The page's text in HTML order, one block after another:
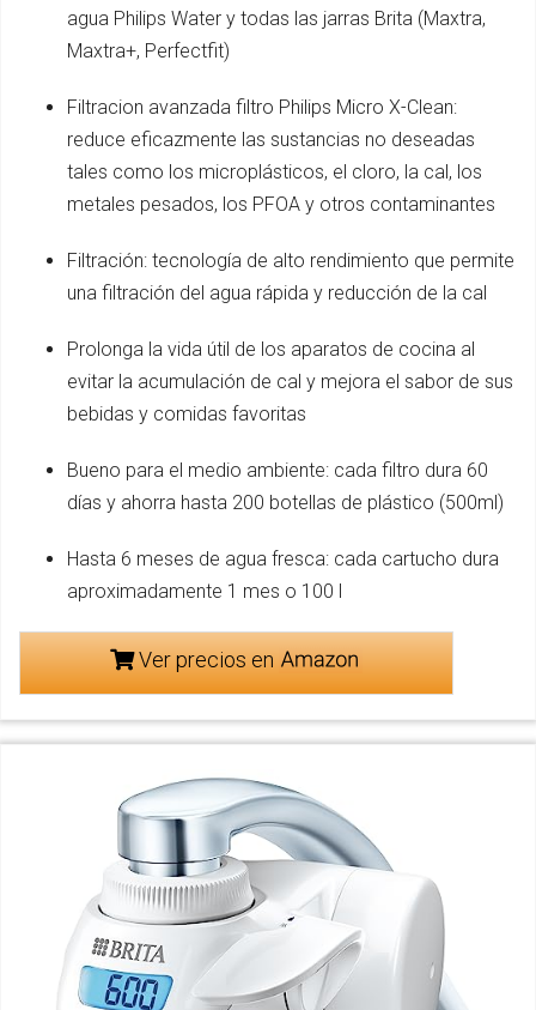
agua Philips Water y todas las jarras Brita (Maxtra,
Maxtra+, Perfectfit)
Filtracion avanzada filtro Philips Micro X-Clean:
reduce eficazmente las sustancias no deseadas
tales como los microplásticos, el cloro, la cal, los
metales pesados, los PFOA y otros contaminantes
Filtración: tecnología de alto rendimiento que permite
una filtración del agua rápida y reducción de la cal
Prolonga la vida útil de los aparatos de cocina al
evitar la acumulación de cal y mejora el sabor de sus
bebidas y comidas favoritas
Bueno para el medio ambiente: cada filtro dura 60
días y ahorra hasta 200 botellas de plástico (500ml)
Hasta 6 meses de agua fresca: cada cartucho dura
aproximadamente 1 mes o 100 l
Ver precios en